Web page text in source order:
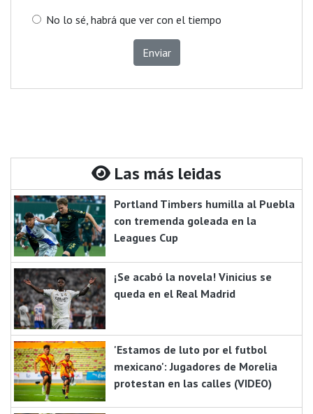
No lo sé, habrá que ver con el tiempo
Enviar
Las más leidas
Portland Timbers humilla al Puebla
con tremenda goleada en la
Leagues Cup
¡Se acabó la novela! Vinicius se
queda en el Real Madrid
'Estamos de luto por el futbol
mexicano': Jugadores de Morelia
protestan en las calles (VIDEO)